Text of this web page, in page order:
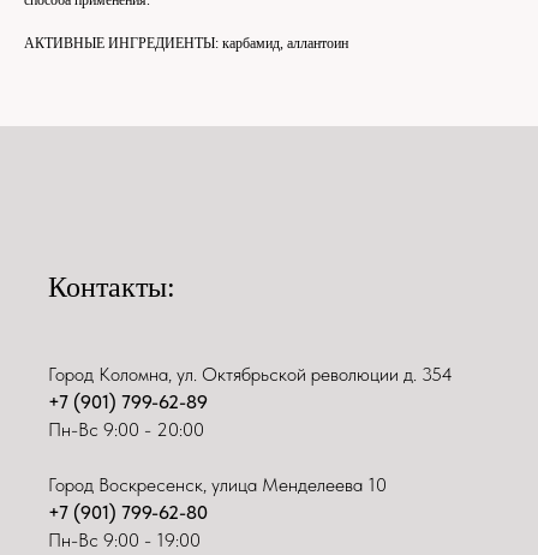
АКТИВНЫЕ ИНГРЕДИЕНТЫ: карбамид, аллантоин
Контакты:
Город Коломна, ул. Октябрьской революции д. 354
+7 (901) 799-62-89
Пн-Вс 9:00 - 20:00
Город Воскресенск, улица Менделеева 10
+7 (901) 799-62-80
Пн-Вс 9:00 - 19:00